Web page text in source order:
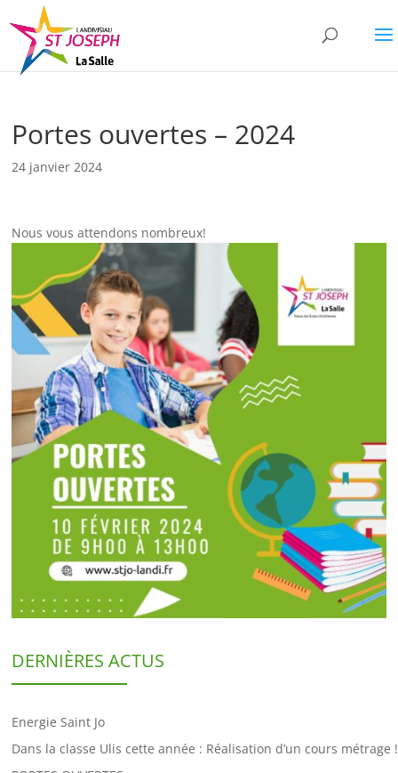
Portes ouvertes – 2024
24 janvier 2024
Nous vous attendons nombreux!
DERNIÈRES ACTUS
Energie Saint Jo
Dans la classe Ulis cette année : Réalisation d’un cours métrage !